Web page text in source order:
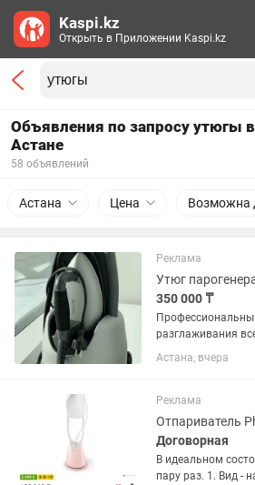
Объявления по запросу утюгы в
Астане
58 объявлений
Астана Цена Возможна
Реклама
350 000 ₸
разглаживания
Импульсная
Парогенератор
Легкий утюг с
Астана, вчера
Реклама
Договорная
В идеальном
пару раз. 1. Вид - напольный 2.
Kaspi.kz
Открыть в Приложении Kaspi.kz